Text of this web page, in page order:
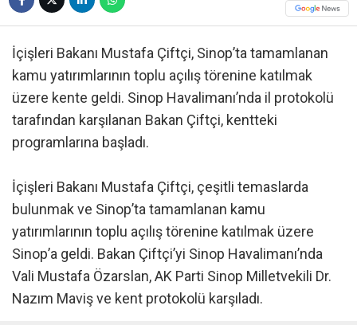
İçişleri Bakanı Mustafa Çiftçi, Sinop’ta tamamlanan
kamu yatırımlarının toplu açılış törenine katılmak
üzere kente geldi. Sinop Havalimanı’nda il protokolü
tarafından karşılanan Bakan Çiftçi, kentteki
programlarına başladı.
İçişleri Bakanı Mustafa Çiftçi, çeşitli temaslarda
bulunmak ve Sinop’ta tamamlanan kamu
yatırımlarının toplu açılış törenine katılmak üzere
Sinop’a geldi. Bakan Çiftçi’yi Sinop Havalimanı’nda
Vali Mustafa Özarslan, AK Parti Sinop Milletvekili Dr.
Nazım Maviş ve kent protokolü karşıladı.